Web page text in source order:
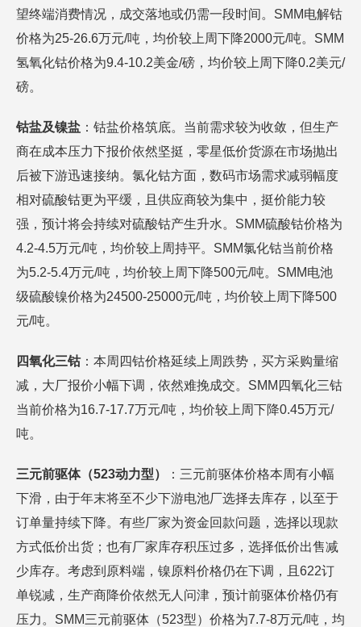
望终端消费情况，成交落地或仍需一段时间。SMM电解钴
价格为25-26.6万元/吨，均价较上周下降2000元/吨。SMM
氢氧化钴价格为9.4-10.2美金/磅，均价较上周下降0.2美元/
磅。
钴盐及镍盐 ：钴盐价格筑底。当前需求较为收敛，但生产
商在成本压力下报价依然坚挺，零星低价货源在市场抛出
后被下游迅速接纳。氯化钴方面，数码市场需求减弱幅度
相对硫酸钴更为平缓，且供应商较为集中，挺价能力较
强，预计将会持续对硫酸钴产生升水。SMM硫酸钴价格为
4.2-4.5万元/吨，均价较上周持平。SMM氯化钴当前价格
为5.2-5.4万元/吨，均价较上周下降500元/吨。SMM电池
级硫酸镍价格为24500-25000元/吨，均价较上周下降500
元/吨。
四氧化三钴：本周四钴价格延续上周跌势，买方采购量缩
减，大厂报价小幅下调，依然难挽成交。SMM四氧化三钴
当前价格为16.7-17.7万元/吨，均价较上周下降0.45万元/
吨。
三元前驱体（523动力型）
：三元前驱体价格本周有小幅
下滑，由于年末将至不少下游电池厂选择去库存，以至于
订单量持续下降。有些厂家为资金回款问题，选择以现款
方式低价出货；也有厂家库存积压过多，选择低价出售减
少库存。考虑到原料端，镍原料价格仍在下调，且622订
单锐减，生产商降价依然无人问津，预计前驱体价格仍有
压力。SMM三元前驱体（523型）价格为7.7-8万元/吨，均